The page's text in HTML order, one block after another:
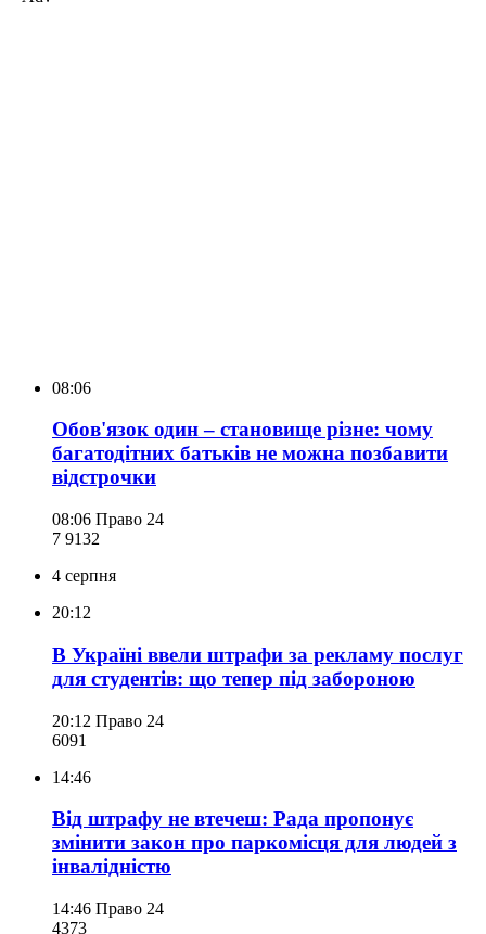
08:06
Обов'язок один – становище різне: чому
багатодітних батьків не можна позбавити
відстрочки
08:06 Право 24
7 9132
4 серпня
20:12
В Україні ввели штрафи за рекламу послуг
для студентів: що тепер під забороною
20:12 Право 24
6091
14:46
Від штрафу не втечеш: Рада пропонує
змінити закон про паркомісця для людей з
інвалідністю
14:46 Право 24
4373